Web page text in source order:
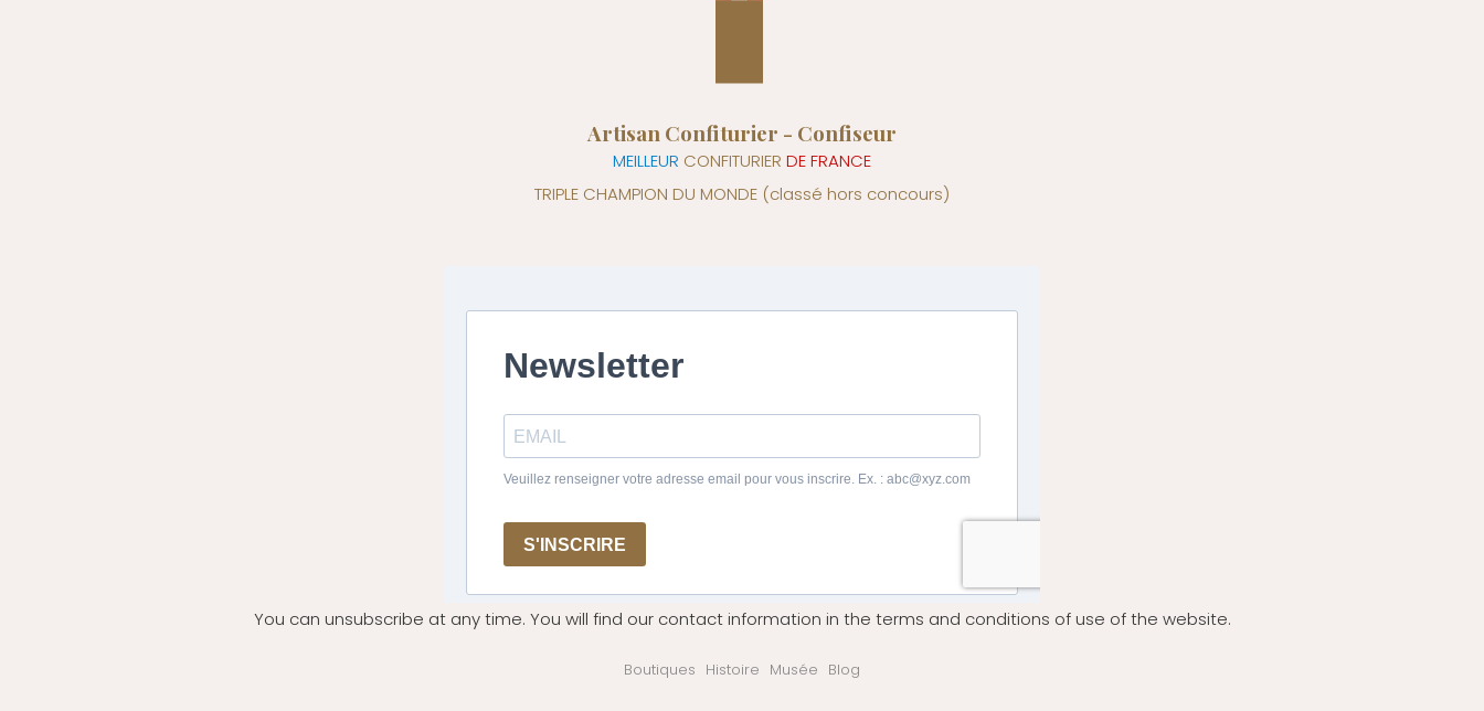
Artisan Confiturier - Confiseur
MEILLEUR CONFITURIER DE FRANCE
TRIPLE CHAMPION DU MONDE (classé hors concours)
You can unsubscribe at any time. You will find our contact information in the terms and conditions of use of the website.
Boutiques Histoire Musée Blog